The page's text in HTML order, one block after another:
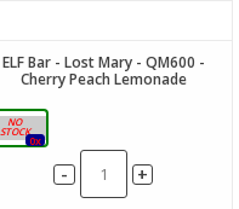
ELF Bar - Lost Mary - QM600 -
Cherry Peach Lemonade
20mg
0x
- +